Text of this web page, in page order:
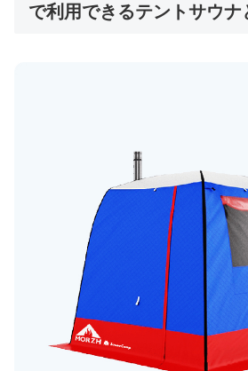
で利用できるテントサウナ